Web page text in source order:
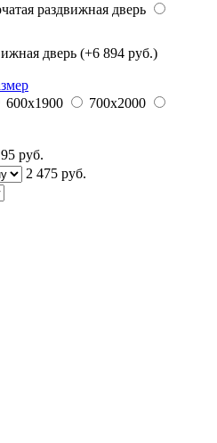
раздвижная дверь
дверь (+6 894 руб.)
600х1900
700x2000
руб.
2 475 руб.